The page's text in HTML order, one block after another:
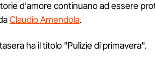
d'amore continuano ad essere
Claudio Amendola.
ha il titolo "Pulizie di primavera".